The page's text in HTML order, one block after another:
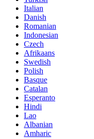
Italian
Danish
Romanian
Indonesian
Czech
Afrikaans
Swedish
Polish
Basque
Catalan
Esperanto
Hindi
Lao
Albanian
Amharic